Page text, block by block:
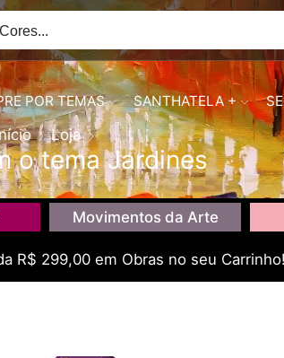
POR TEMAS SANTHATELA +
Loja
o tema Jardines
Movimentos da Arte
R$ 299,00 em Obras no seu Carrinho!